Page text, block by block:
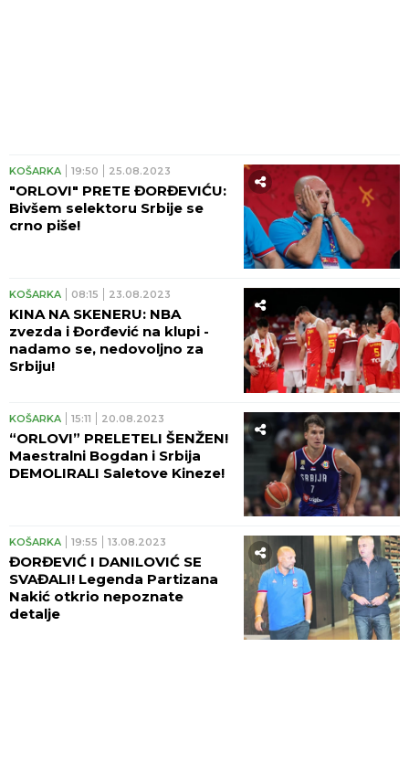
KOŠARKA 19:50 25.08.2023
"ORLOVI" PRETE ĐORĐEVIĆU:
Bivšem selektoru Srbije se
crno piše!
KOŠARKA 08:15 23.08.2023
KINA NA SKENERU: NBA
zvezda i Đorđević na klupi -
nadamo se, nedovoljno za
Srbiju!
KOŠARKA 15:11 20.08.2023
“ORLOVI” PRELETELI ŠENŽEN!
Maestralni Bogdan i Srbija
DEMOLIRALI Saletove Kineze!
KOŠARKA 19:55 13.08.2023
ĐORĐEVIĆ I DANILOVIĆ SE
SVAĐALI! Legenda Partizana
Nakić otkrio nepoznate
detalje